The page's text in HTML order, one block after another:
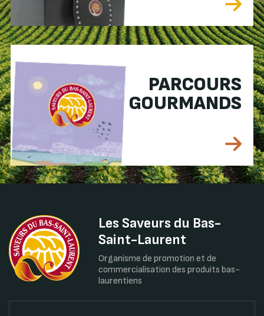
PARCOURS
GOURMANDS
Les Saveurs du Bas-
Saint-Laurent
Organisme de promotion et de
commercialisation des produits bas-
laurentiens